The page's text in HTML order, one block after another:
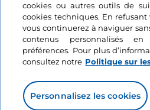
Cela pourrait
Villages
plus beaux
cookies ou autres outils de
cookies techniques. En
vous continuerez à naviguer
contenus personnalisés
préférences. Pour plus
consultez notre Politique sur
Personnalisez les cookies